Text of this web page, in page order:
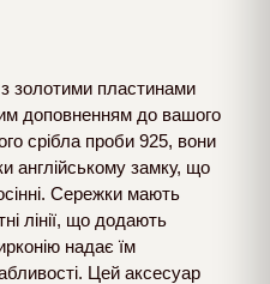
з золотими пластинами
доповненням до вашого
срібла проби 925, вони
англійському замку, що
Сережки мають
лінії, що додають
надає їм
Цей аксесуар